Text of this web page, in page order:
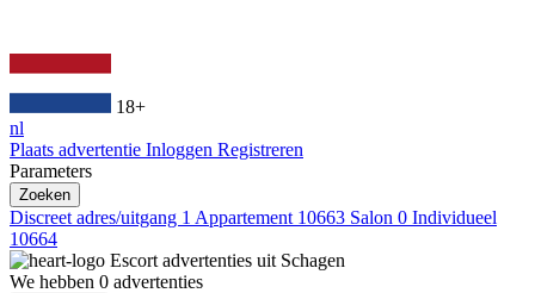
18+
nl
Plaats advertentie Inloggen Registreren
Parameters
Zoeken
Discreet adres/uitgang 1 Appartement 10663 Salon 0 Individueel
10664
Escort advertenties uit Schagen
We hebben 0 advertenties